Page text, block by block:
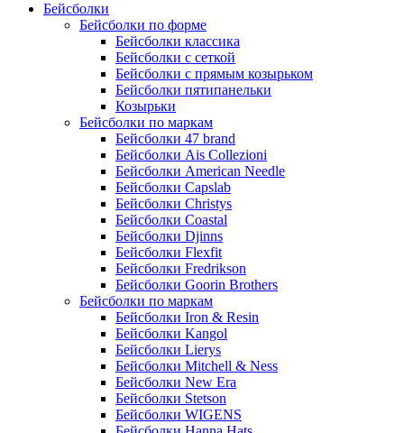
Бейсболки
Бейсболки по форме
Бейсболки классика
Бейсболки с сеткой
Бейсболки с прямым козырьком
Бейсболки пятипанельки
Козырьки
Бейсболки по маркам
Бейсболки 47 brand
Бейсболки Ais Collezioni
Бейсболки American Needle
Бейсболки Capslab
Бейсболки Christys
Бейсболки Coastal
Бейсболки Djinns
Бейсболки Flexfit
Бейсболки Fredrikson
Бейсболки Goorin Brothers
Бейсболки по маркам
Бейсболки Iron & Resin
Бейсболки Kangol
Бейсболки Lierys
Бейсболки Mitchell & Ness
Бейсболки New Era
Бейсболки Stetson
Бейсболки WIGENS